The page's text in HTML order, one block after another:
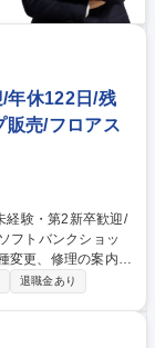
/年休122日/残
販売/フロアス
変更、修理の案内、
成など 、接客や
た、先輩がマンツ
退職金あり